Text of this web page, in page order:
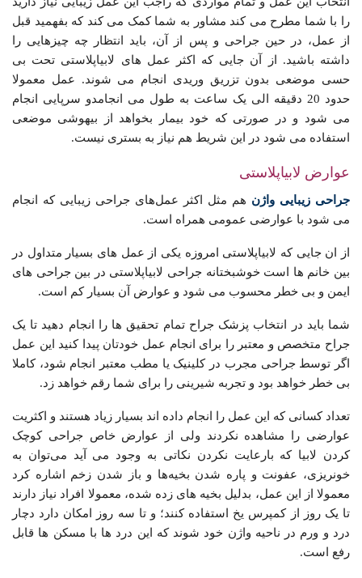
را با شما مطرح می کند مشاور به شما کمک می کند که بفهمید قبل
از عمل، در حین جراحی و پس از آن، باید انتظار چه چیزهایی را
داشته باشید. از آن جایی که اکثر عمل های لابیاپلاستی تحت بی
حسی موضعی بدون تزریق وریدی انجام می شوند. عمل معمولا
حدود 20 دقیقه الی یک ساعت به طول می انجامدو سرپایی انجام
می شود و در صورتی که خود بیمار بخواهد از بیهوشی موضعی
استفاده می شود در این شریط هم نیاز به بستری نیست.
عوارض لابیاپلاستی
جراحی زیبایی واژن هم مثل اکثر عمل‌های جراحی زیبایی که انجام
می شود با عوارضی عمومی همراه است.
از ان جایی که لابیاپلاستی امروزه یکی از عمل های بسیار متداول در
بین خانم ها است خوشبختانه جراحی لابیاپلاستی در بین جراحی های
ایمن و بی خطر محسوب می شود و عوارض آن بسیار کم است.
شما باید در انتخاب پزشک جراح تمام تحقیق ها را انجام دهید تا یک
جراح متخصص و معتبر را برای انجام عمل خودتان پیدا کنید این عمل
اگر توسط جراحی مجرب در کلینیک یا مطب معتبر انجام شود، کاملا
بی خطر خواهد بود و تجربه شیرینی را برای شما رقم خواهد زد.
تعداد کسانی که این عمل را انجام داده اند بسیار زیاد هستند و اکثریت
عوارضی را مشاهده نکردند ولی از عوارض خاص جراحی کوچک
کردن لابیا که بارعایت نکردن نکاتی به وجود می آید می‌توان به
خونریزی، عفونت و پاره شدن بخیه‌ها و باز شدن زخم اشاره کرد
معمولا از این عمل، بدلیل بخیه های زده شده، معمولا افراد نیاز دارند
تا یک روز از کمپرس یخ استفاده کنند؛ و تا سه روز امکان دارد دچار
درد و ورم در ناحیه واژن خود شوند که این درد ها با مسکن ها قابل
رفع است.